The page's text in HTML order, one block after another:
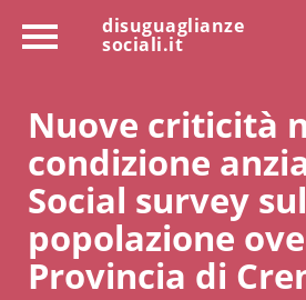
disuguaglianze
sociali.it
Nuove criticità
condizione
Social survey
popolazione
Provincia di